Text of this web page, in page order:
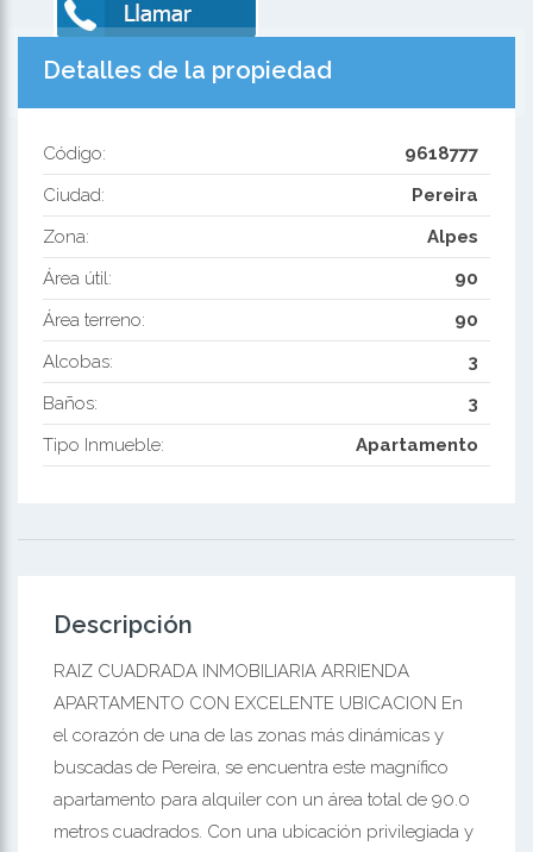
Detalles de la propiedad
Código:
9618777
Ciudad:
Pereira
Zona:
Alpes
Área útil:
90
Área terreno:
90
Alcobas:
3
Baños:
3
Tipo Inmueble:
Apartamento
Descripción
RAIZ CUADRADA INMOBILIARIA ARRIENDA
APARTAMENTO CON EXCELENTE UBICACION En
el corazón de una de las zonas más dinámicas y
buscadas de Pereira, se encuentra este magnífico
apartamento para alquiler con un área total de 90.0
metros cuadrados. Con una ubicación privilegiada y